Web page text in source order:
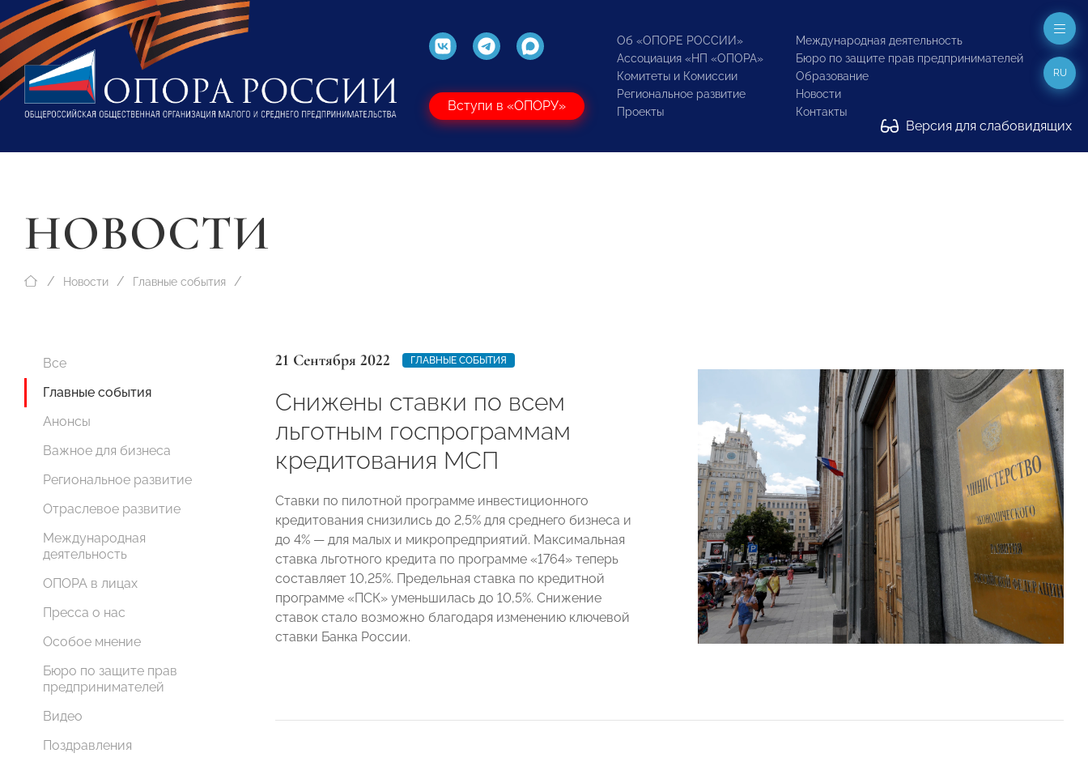
Вступи в «ОПОРУ»
Об «ОПОРЕ РОССИИ»
Ассоциация «НП «ОПОРА»
Комитеты и Комиссии
Региональное развитие
Проекты
Международная деятельность
Бюро по защите прав предпринимателей
Образование
Новости
Контакты
Версия для слабовидящих
RU
НОВОСТИ
Новости Главные события
Все
Главные события
Анонсы
Важное для бизнеса
Региональное развитие
Отраслевое развитие
Международная
деятельность
ОПОРА в лицах
Пресса о нас
Особое мнение
Бюро по защите прав
предпринимателей
Видео
Поздравления
21 Сентября 2022 ГЛАВНЫЕ СОБЫТИЯ
Снижены ставки по всем
льготным госпрограммам
кредитования МСП
Ставки по пилотной программе инвестиционного
кредитования снизились до 2,5% для среднего бизнеса и
до 4% — для малых и микропредприятий. Максимальная
ставка льготного кредита по программе «1764» теперь
составляет 10,25%. Предельная ставка по кредитной
программе «ПСК» уменьшилась до 10,5%. Снижение
ставок стало возможно благодаря изменению ключевой
ставки Банка России.